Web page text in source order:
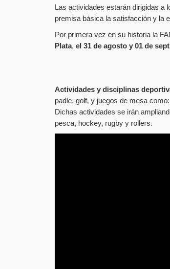
Las actividades estarán dirigidas a
premisa básica la satisfacción y la
Por primera vez en su historia la
Plata, el 31 de agosto y 01 de
Actividades y disciplinas
padle, golf, y juegos de mesa
Dichas actividades se irán
pesca, hockey, rugby y rollers.